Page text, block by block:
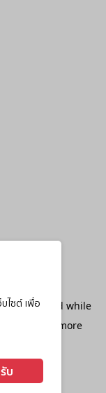
ไซต์ เพื่อ
บ
occurred while
for more